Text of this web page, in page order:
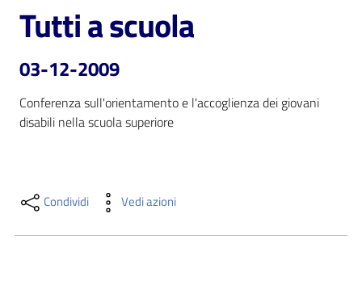
Cosa
puoi
fare
Salta al contenuto
Tutti a scuola
03-12-2009
Conferenza sull'orientamento e l'accoglienza dei giovani
disabili nella scuola superiore
Condividi Vedi azioni